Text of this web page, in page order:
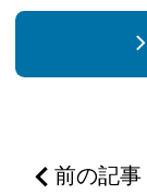
前の記事